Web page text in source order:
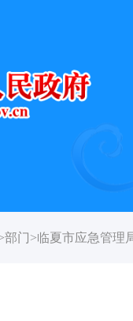
部门>临夏市应急管理